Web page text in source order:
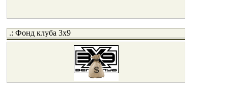
.: Фонд клуба 3x9